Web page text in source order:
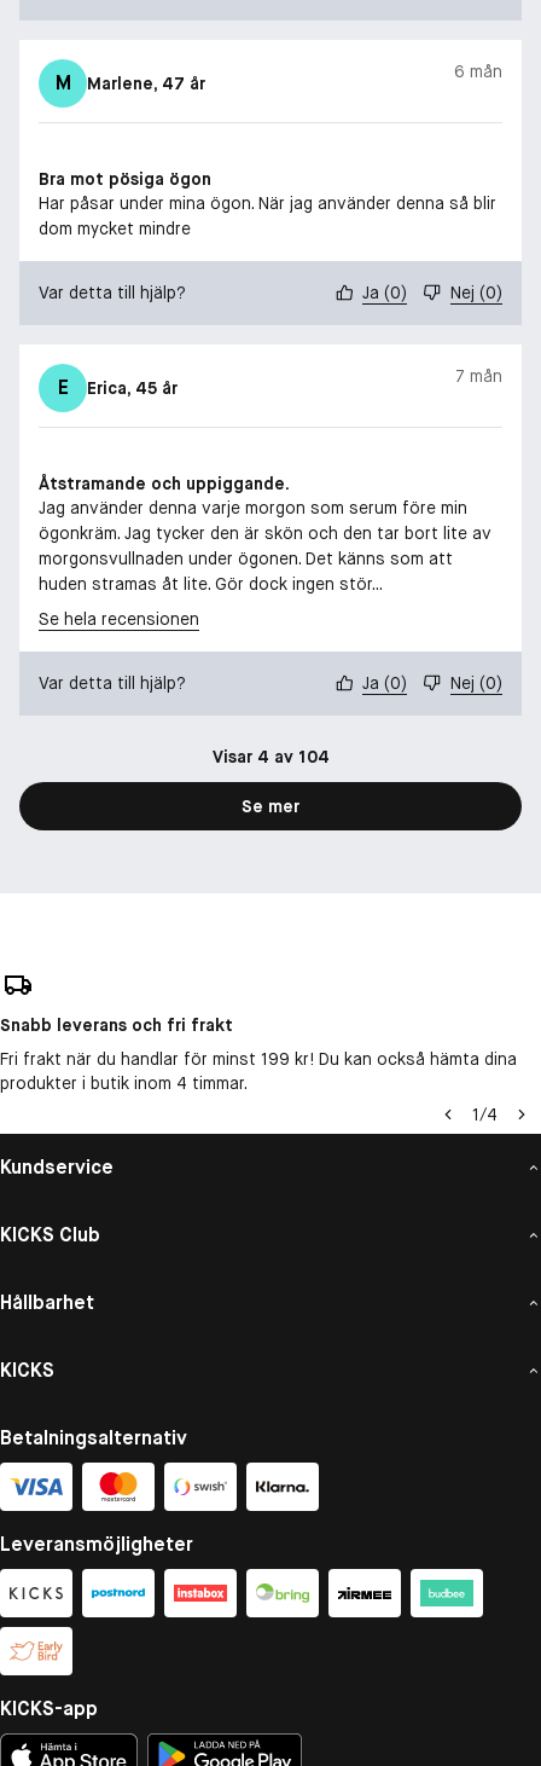
M Marlene, 47 år
6 mån
Bra mot pösiga ögon
Har påsar under mina ögon. När jag använder denna så blir
dom mycket mindre
Var detta till hjälp? Ja (0) Nej (0)
E Erica, 45 år
7 mån
Åtstramande och uppiggande.
Jag använder denna varje morgon som serum före min
ögonkräm. Jag tycker den är skön och den tar bort lite av
morgonsvullnaden under ögonen. Det känns som att
huden stramas åt lite. Gör dock ingen stör...
Se hela recensionen
Var detta till hjälp? Ja (0) Nej (0)
Visar 4 av 104
Se mer
Snabb leverans och fri frakt
Fri frakt när du handlar för minst 199 kr! Du kan också hämta dina
produkter i butik inom 4 timmar.
1/4
Kundservice
KICKS Club
Hållbarhet
KICKS
Betalningsalternativ
Leveransmöjligheter
KICKS-app